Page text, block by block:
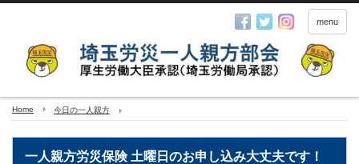
menu
Home 今日の一人親方
一人親方労災保険 土曜日のお申し込み大丈夫です！